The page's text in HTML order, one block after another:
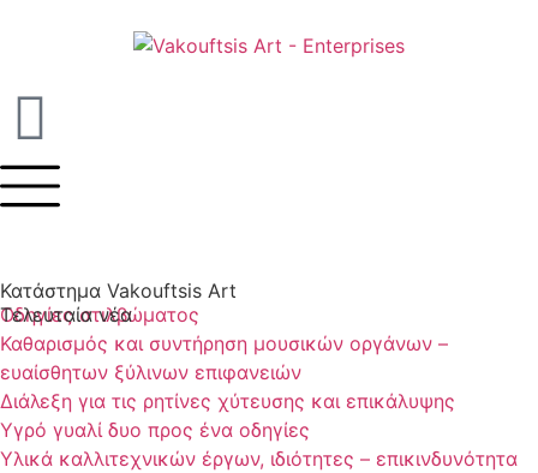
Κατάστημα Vakouftsis Art
Τελευταία νέα
Οδηγίες στιλβώματος
Καθαρισμός και συντήρηση μουσικών οργάνων –
ευαίσθητων ξύλινων επιφανειών
Διάλεξη για τις ρητίνες χύτευσης και επικάλυψης
Υγρό γυαλί δυο προς ένα οδηγίες
Υλικά καλλιτεχνικών έργων, ιδιότητες – επικινδυνότητα